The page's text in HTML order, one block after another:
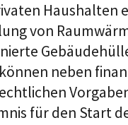
Haushalten
von
neben
für den Start